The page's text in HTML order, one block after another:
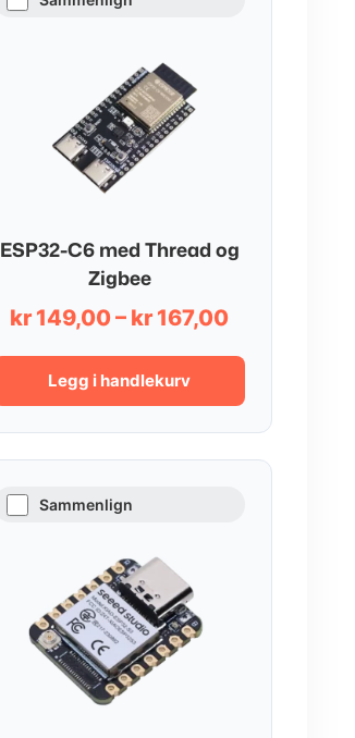
ESP32-C6 med Thread og
Zigbee
kr 149,00– kr 167,00
kr 149,00
kr 167,00
Legg i handlekurv
Sammenlign